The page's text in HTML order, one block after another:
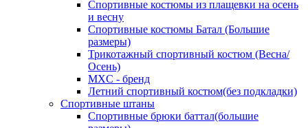
Спортивные костюмы из плащевки на осень
и весну
Спортивные костюмы Батал (Большие
размеры)
Трикотажный спортивный костюм (Весна/
Осень)
MXC - бренд
Летний спортивный костюм(без подкладки)
Спортивные штаны
Спортивные брюки баттал(большие